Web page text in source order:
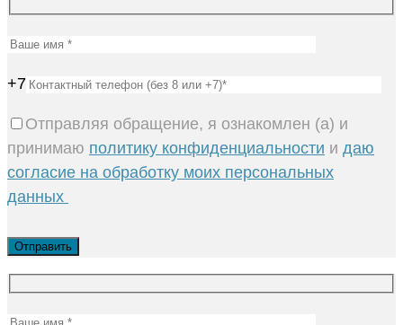
+7
Отправляя обращение, я ознакомлен (а) и
принимаю политику конфиденциальности и даю
согласие на обработку моих персональных
данных